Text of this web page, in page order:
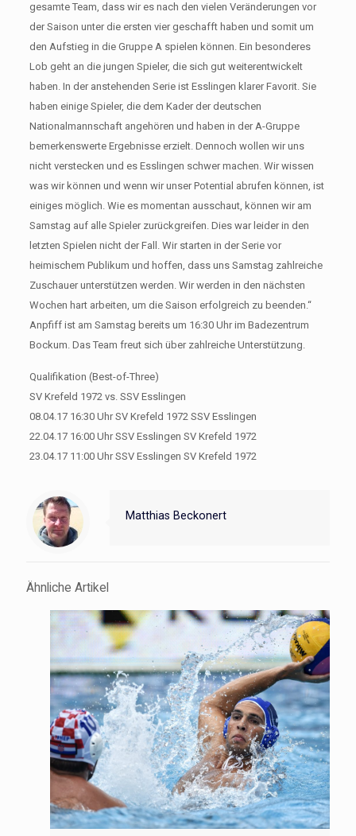
gesamte Team, dass wir es nach den vielen Veränderungen vor
der Saison unter die ersten vier geschafft haben und somit um
den Aufstieg in die Gruppe A spielen können. Ein besonderes
Lob geht an die jungen Spieler, die sich gut weiterentwickelt
haben. In der anstehenden Serie ist Esslingen klarer Favorit. Sie
haben einige Spieler, die dem Kader der deutschen
Nationalmannschaft angehören und haben in der A-Gruppe
bemerkenswerte Ergebnisse erzielt. Dennoch wollen wir uns
nicht verstecken und es Esslingen schwer machen. Wir wissen
was wir können und wenn wir unser Potential abrufen können, ist
einiges möglich. Wie es momentan ausschaut, können wir am
Samstag auf alle Spieler zurückgreifen. Dies war leider in den
letzten Spielen nicht der Fall. Wir starten in der Serie vor
heimischem Publikum und hoffen, dass uns Samstag zahlreiche
Zuschauer unterstützen werden. Wir werden in den nächsten
Wochen hart arbeiten, um die Saison erfolgreich zu beenden.“
Anpfiff ist am Samstag bereits um 16:30 Uhr im Badezentrum
Bockum. Das Team freut sich über zahlreiche Unterstützung.
Qualifikation (Best-of-Three)
SV Krefeld 1972 vs. SSV Esslingen
08.04.17 16:30 Uhr SV Krefeld 1972 SSV Esslingen
22.04.17 16:00 Uhr SSV Esslingen SV Krefeld 1972
23.04.17 11:00 Uhr SSV Esslingen SV Krefeld 1972
Matthias Beckonert
Ähnliche Artikel